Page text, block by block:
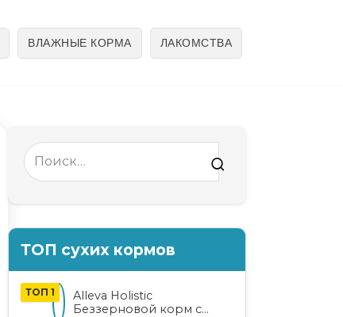
ВЛАЖНЫЕ КОРМА ЛАКОМСТВА
Search
for:
ТОП сухих кормов
ТОП 1
Alleva Holistic
Беззерновой корм с